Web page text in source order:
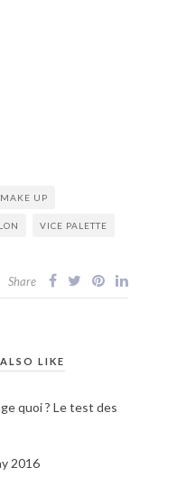
MAKE UP
VICE PALETTE
Share
LIKE
quoi ? Le test des
2016